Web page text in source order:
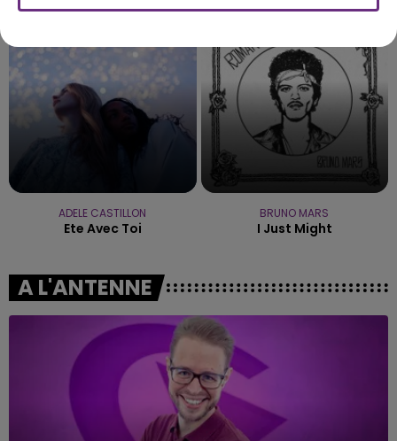
ADELE CASTILLON
Ete Avec Toi
BRUNO MARS
I Just Might
A L'ANTENNE